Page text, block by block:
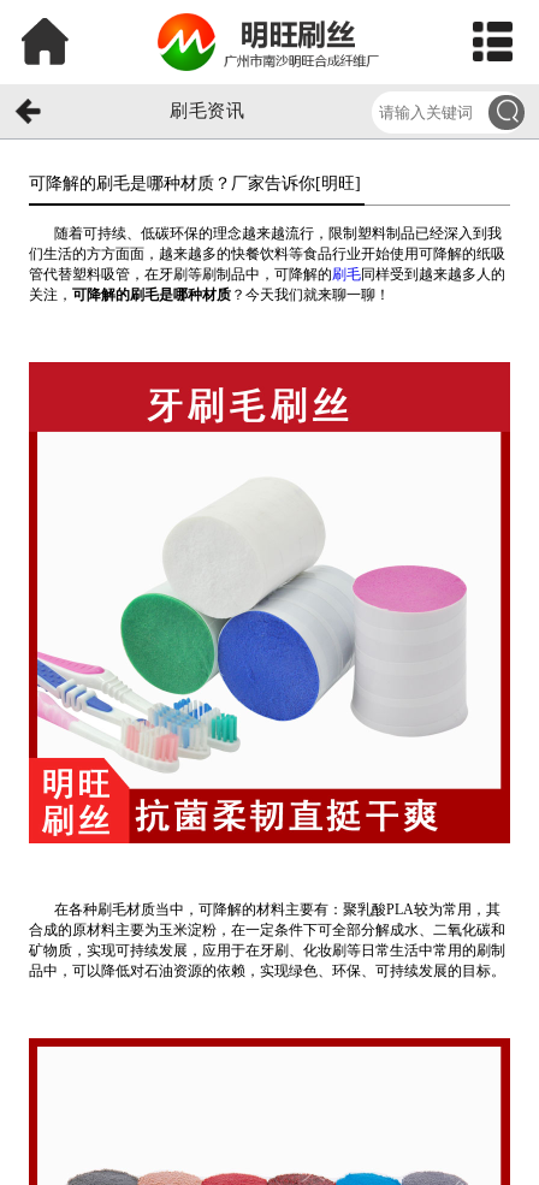
刷毛资讯
可降解的刷毛是哪种材质？厂家告诉你[明旺]​
随着可持续、低碳环保的理念越来越流行，限制塑料制品已经深入到我
们生活的方方面面，越来越多的快餐饮料等食品行业开始使用可降解的纸吸
管代替塑料吸管，在牙刷等刷制品中，可降解的刷毛同样受到越来越多人的
关注， 可降解的刷毛是哪种材质？今天我们就来聊一聊！
在各种刷毛材质当中，可降解的材料主要有：聚乳酸PLA较为常用，其
合成的原材料主要为玉米淀粉，在一定条件下可全部分解成水、二氧化碳和
矿物质，实现可持续发展，应用于在牙刷、化妆刷等日常生活中常用的刷制
品中，可以降低对石油资源的依赖，实现绿色、环保、可持续发展的目标。